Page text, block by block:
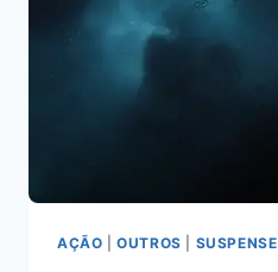
ASSISTIR
AGORA
AÇÃO |OUTROS SUSPENSE